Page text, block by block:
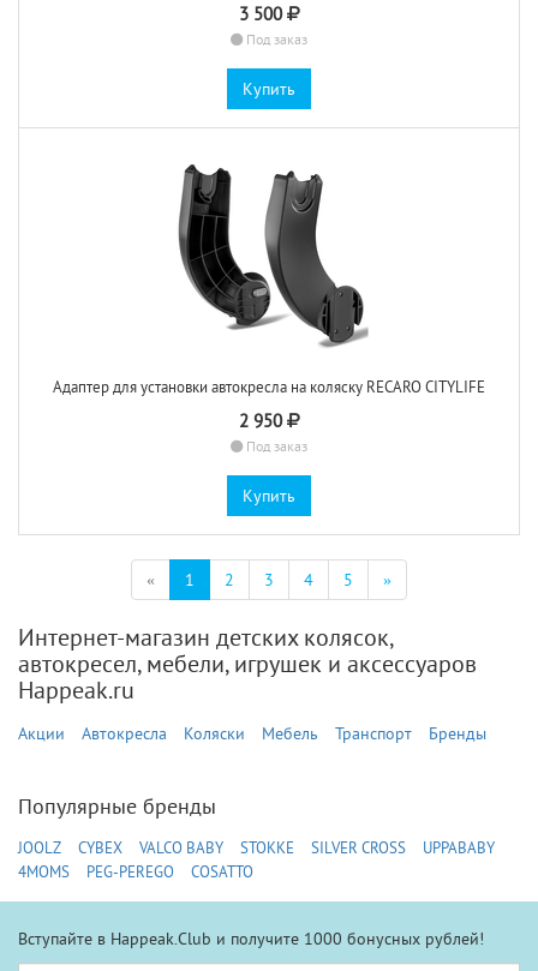
3 500
Под заказ
Купить
Адаптер для установки автокресла на коляску RECARO CITYLIFE
2 950
Под заказ
Купить
« 1 (текущая)
2 3 4 5 »
Интернет-магазин детских колясок,
автокресел, мебели, игрушек и аксессуаров
Happeak.ru
Акции Автокресла Коляски Мебель Транспорт Бренды
Популярные бренды
JOOLZ CYBEX VALCO BABY STOKKE SILVER CROSS
UPPABABY
4MOMS
PEG-PEREGO COSATTO
Вступайте в Happeak.Club и получите 1000 бонусных рублей!